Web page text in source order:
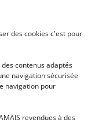
des cookies c'est pour
contenus adaptés
navigation sécurisée
navigation pour
revendues à des
• Paris •